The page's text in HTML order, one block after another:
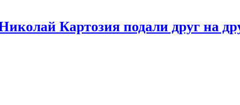
Картозия подали друг на